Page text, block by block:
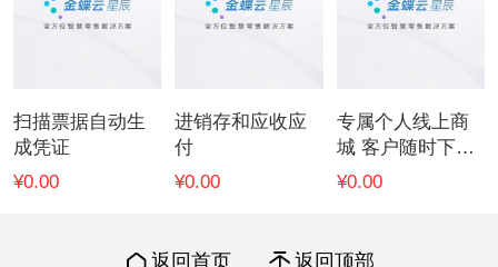
扫描票据自动生
成凭证
¥0.00
进销存和应收应
付
¥0.00
专属个人线上商
城 客户随时下单
订货
¥0.00
返回首页 返回顶部